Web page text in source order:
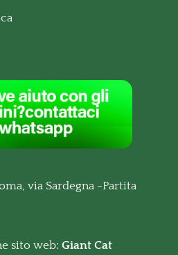
via Sardegna -Partita
sito web: Giant Cat